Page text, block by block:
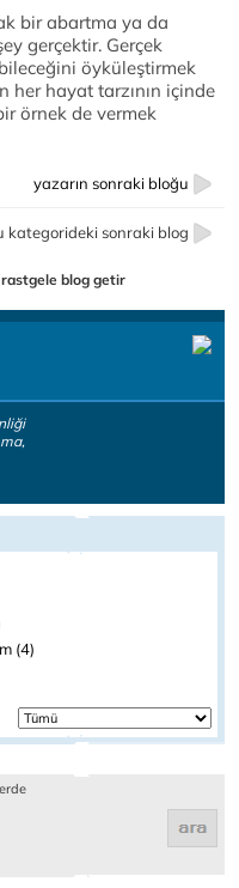
bir abartma ya da
gerçektir. Gerçek
öyküleştirmek
her hayat tarzının içinde
örnek de vermek
yazarın sonraki bloğu
kategorideki sonraki blog
blog getir
(4)